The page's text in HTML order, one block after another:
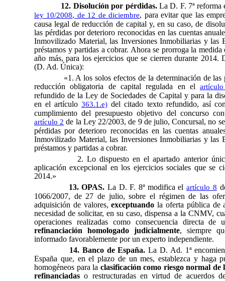
12. Disolución por pérdidas. La D. F. 7ª reforma
ley 10/2008, de 12 de diciembre, para evitar que las
causa legal de reducción de capital y, en su caso, de
las pérdidas por deterioro reconocidas en las cuentas
Inmovilizado Material, las Inversiones Inmobiliarias y las
préstamos y partidas a cobrar. Ahora se prorroga la medida
año más, para los ejercicios que se cierren durante 2014.
(D. Ad. Única):
«1. A los solos efectos de la determinación de las
reducción obligatoria de capital regulada en el
refundido de la Ley de Sociedades de Capital y para la
en el artículo363.1.e) del citado texto refundido, así
cumplimiento del presupuesto objetivo del concurso
artículo 2 de la Ley 22/2003, de 9 de julio, Concursal, no
pérdidas por deterioro reconocidas en las cuentas
Inmovilizado Material, las Inversiones Inmobiliarias y las
préstamos y partidas a cobrar.
2. Lo dispuesto en el apartado anterior
aplicación excepcional en los ejercicios sociales que se
2014.»
13. OPAS. La D. F. 8ª modifica elartículo 8
1066/2007, de 27 de julio, sobre el régimen de las
adquisición de valores,exceptuando la oferta pública de
necesidad de solicitar, en su caso, dispensa a la CNMV,
operaciones realizadas como consecuencia directa de
refinanciación homologado judicialmente, siempre
informado favorablemente por un experto independiente.
14. Banco de España.La D. Ad. 1ª
España que, en el plazo de un mes, establezca y haga
homogéneos para la clasificación como riesgo normal de
refinanciadaso restructuradas en virtud de acuerdos